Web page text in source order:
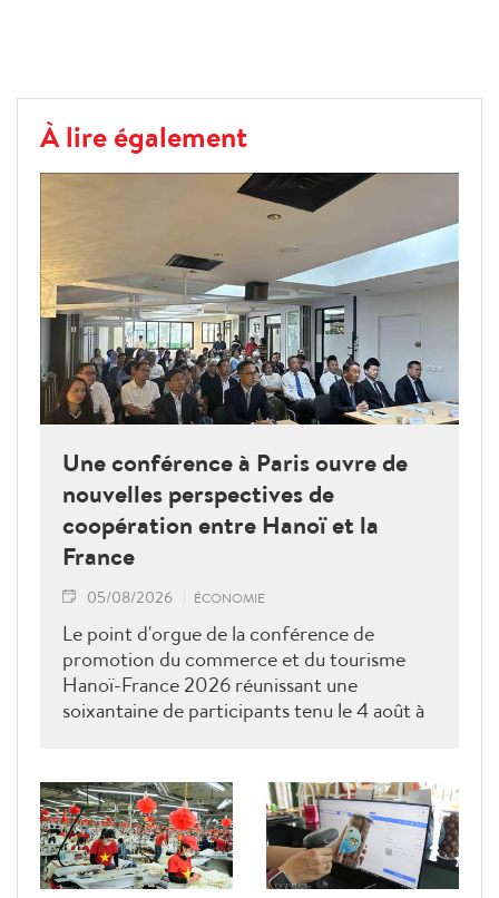
À lire également
Une conférence à Paris ouvre de
nouvelles perspectives de
coopération entre Hanoï et la
France
05/08/2026 ÉCONOMIE
Le point d'orgue de la conférence de
promotion du commerce et du tourisme
Hanoï-France 2026 réunissant une
soixantaine de participants tenu le 4 août à
les entreprises ainsi que les associations
françaises.